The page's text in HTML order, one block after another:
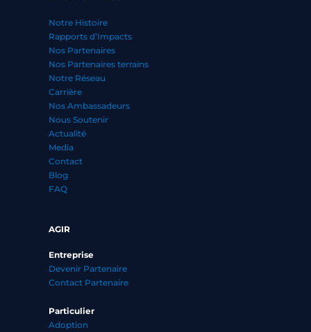
Notre Histoire
Rapports d’Impacts
Nos Partenaires
Nos Partenaires terrains
Notre Réseau
Carrière
Nos Ambassadeurs
Nous Soutenir
Actualité
Media
Contact
Blog
FAQ
AGIR
Entreprise
Devenir Partenaire
Contact Partenaire
Particulier
Adoption